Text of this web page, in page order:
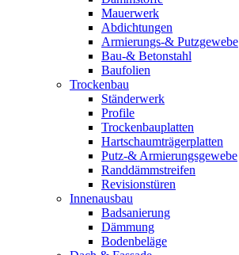
Mauerwerk
Abdichtungen
Armierungs-& Putzgewebe
Bau-& Betonstahl
Baufolien
Trockenbau
Ständerwerk
Profile
Trockenbauplatten
Hartschaumträgerplatten
Putz-& Armierungsgewebe
Randdämmstreifen
Revisionstüren
Innenausbau
Badsanierung
Dämmung
Bodenbeläge